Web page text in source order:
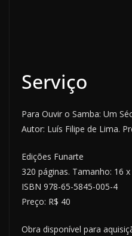
Serviço
Para Ouvir o Samba: Um
Autor: Luís Filipe de Lima.
Edições Funarte
320 páginas. Tamanho: 16 x
ISBN 978-65-5845-005-4
Preço: R$ 40
Obra disponível para